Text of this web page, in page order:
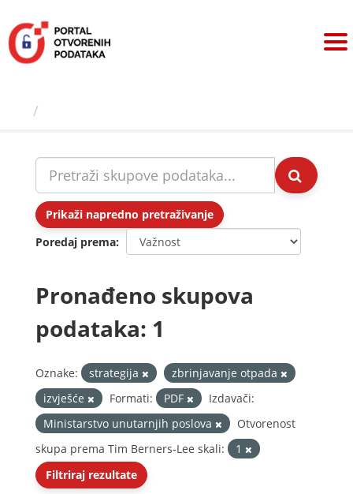
sadržaj
Prikaži napredno pretraživanje
Poredaj prema
Pronađeno skupova
podataka: 1
Oznake: strategija
zbrinjavanje otpada
izvješće
Formati: PDF
Izdavači:
Ministarstvo unutarnjih poslova
Otvorenost
skupa prema Tim Berners-Lee skali:
1
Filtriraj rezultate